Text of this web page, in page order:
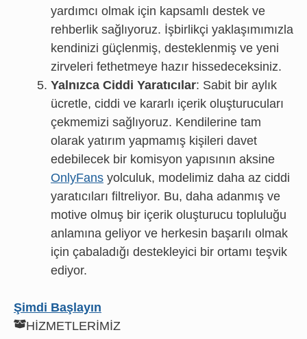
yardımcı olmak için kapsamlı destek ve
rehberlik sağlıyoruz. İşbirlikçi yaklaşımımızla
kendinizi güçlenmiş, desteklenmiş ve yeni
zirveleri fethetmeye hazır hissedeceksiniz.
Yalnızca Ciddi Yaratıcılar: Sabit bir aylık
ücretle, ciddi ve kararlı içerik oluşturucuları
çekmemizi sağlıyoruz. Kendilerine tam
olarak yatırım yapmamış kişileri davet
edebilecek bir komisyon yapısının aksine
OnlyFans yolculuk, modelimiz daha az ciddi
yaratıcıları filtreliyor. Bu, daha adanmış ve
motive olmuş bir içerik oluşturucu topluluğu
anlamına geliyor ve herkesin başarılı olmak
için çabaladığı destekleyici bir ortamı teşvik
ediyor.
Şimdi Başlayın
HİZMETLERİMİZ